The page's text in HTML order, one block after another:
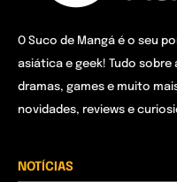
O Suco de Mangá é o seu
asiática e geek! Tudo sobre
dramas, games e muito
novidades, reviews e
NOTÍCIAS